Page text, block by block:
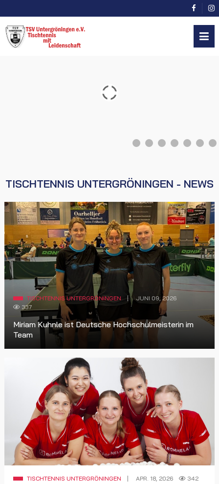
TISCHTENNIS UNTERGRÖNINGEN - NEWS
TISCHTENNIS UNTERGRÖNINGEN
JUNI 09, 2026
337
Miriam Kuhnle ist Deutsche Hochschulmeisterin im
Team
TISCHTENNIS UNTERGRÖNINGEN APR. 18, 2026 342